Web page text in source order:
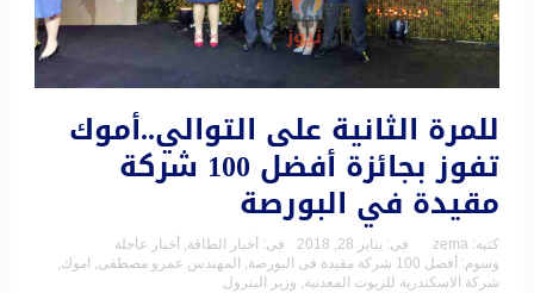
للمرة الثانية على التوالي..أموك
تفوز بجائزة أفضل 100 شركة
مقيدة في البورصة
كتبه: zema فى: يناير 28, 2018 فى: أخبار الطاقة, أخبار عاجلة
وسوم: أفضل 100 شركة مقيدة فى البورصة , المهندس عمرو مصطفى, اموك,
شركة الاسكندرية للزيوت المعدنية, وزير البترول